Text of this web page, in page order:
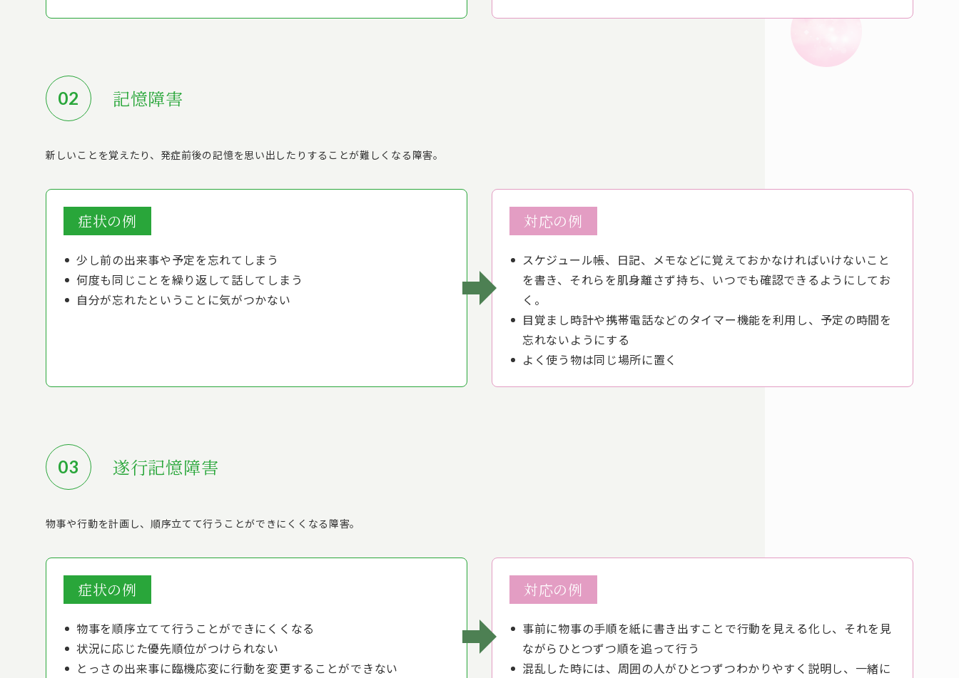
記憶障害
新しいことを覚えたり、発症前後の記憶を思い出したりすることが難しくなる障害。
症状の例
少し前の出来事や予定を忘れてしまう
何度も同じことを繰り返して話してしまう
自分が忘れたということに気がつかない
対応の例
スケジュール帳、日記、メモなどに覚えておかなければいけないこと
を書き、それらを肌身離さず持ち、いつでも確認できるようにしてお
く。
目覚まし時計や携帯電話などのタイマー機能を利用し、予定の時間を
忘れないようにする
よく使う物は同じ場所に置く
遂行記憶障害
物事や行動を計画し、順序立てて行うことができにくくなる障害。
症状の例
物事を順序立てて行うことができにくくなる
状況に応じた優先順位がつけられない
とっさの出来事に臨機応変に行動を変更することができない
対応の例
事前に物事の手順を紙に書き出すことで行動を見える化し、それを見
ながらひとつずつ順を追って行う
混乱した時には、周囲の人がひとつずつわかりやすく説明し、一緒に